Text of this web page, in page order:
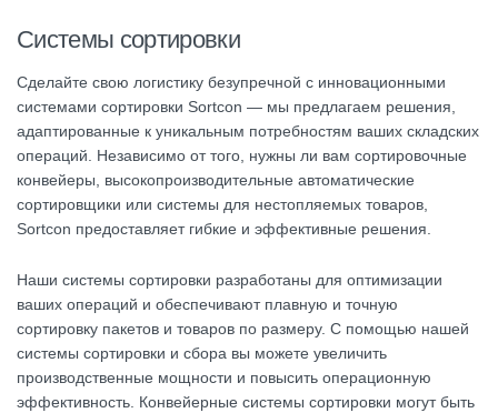
Системы сортировки
Сделайте свою логистику безупречной с инновационными
системами сортировки Sortcon — мы предлагаем решения,
адаптированные к уникальным потребностям ваших складских
операций. Независимо от того, нужны ли вам сортировочные
конвейеры, высокопроизводительные автоматические
сортировщики или системы для нестопляемых товаров,
Sortcon предоставляет гибкие и эффективные решения.
Наши системы сортировки разработаны для оптимизации
ваших операций и обеспечивают плавную и точную
сортировку пакетов и товаров по размеру. С помощью нашей
системы сортировки и сбора вы можете увеличить
производственные мощности и повысить операционную
эффективность. Конвейерные системы сортировки могут быть